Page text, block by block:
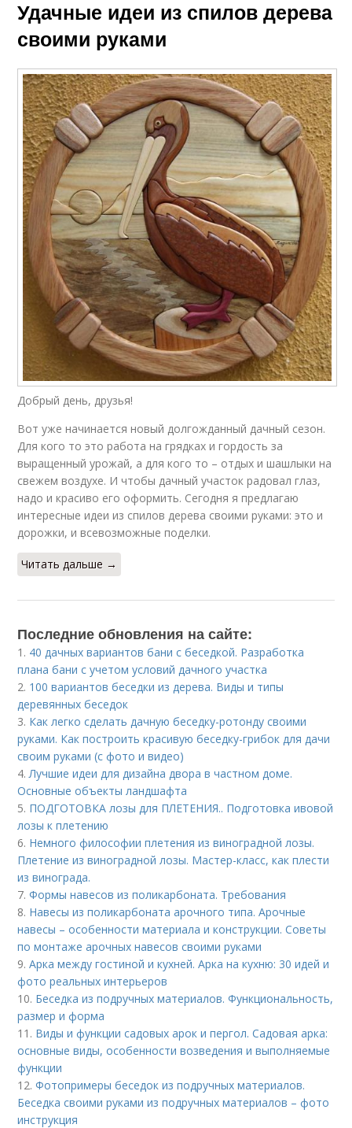
Удачные идеи из спилов дерева
своими руками
Добрый день, друзья!
Вот уже начинается новый долгожданный дачный сезон.
Для кого то это работа на грядках и гордость за
выращенный урожай, а для кого то – отдых и шашлыки на
свежем воздухе. И чтобы дачный участок радовал глаз,
надо и красиво его оформить. Сегодня я предлагаю
интересные идеи из спилов дерева своими руками: это и
дорожки, и всевозможные поделки.
Читать дальше →
Последние обновления на сайте:
1. 40 дачных вариантов бани с беседкой. Разработка
плана бани с учетом условий дачного участка
2. 100 вариантов беседки из дерева. Виды и типы
деревянных беседок
3. Как легко сделать дачную беседку-ротонду своими
руками. Как построить красивую беседку-грибок для дачи
своим руками (с фото и видео)
4.Лучшие идеи для дизайна двора в частном доме.
Основные объекты ландшафта
5. ПОДГОТОВКА лозы для ПЛЕТЕНИЯ.. Подготовка ивовой
лозы к плетению
6. Немного философии плетения из виноградной лозы.
Плетение из виноградной лозы. Мастер-класс, как плести
из винограда.
7.Формы навесов из поликарбоната. Требования
8. Навесы из поликарбоната арочного типа. Арочные
навесы – особенности материала и конструкции. Советы
по монтаже арочных навесов своими руками
9.Арка между гостиной и кухней. Арка на кухню: 30 идей и
фото реальных интерьеров
10. Беседка из подручных материалов. Функциональность,
размер и форма
11. Виды и функции садовых арок и пергол. Садовая арка:
основные виды, особенности возведения и выполняемые
функции
12.Фотопримеры беседок из подручных материалов.
Беседка своими руками из подручных материалов – фото
инструкция